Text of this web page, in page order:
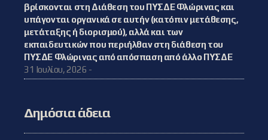
βρίσκονται στη Διάθεση του ΠΥΣΔΕ Φλώρινας και
υπάγονται οργανικά σε αυτήν (κατόπιν μετάθεσης,
μετάταξης ή διορισμού), αλλά και των
εκπαιδευτικών που περιήλθαν στη διάθεση του
ΠΥΣΔΕ Φλώρινας από απόσπαση από άλλο ΠΥΣΔΕ
31 Ιουλίου, 2026 -
Δημόσια άδεια